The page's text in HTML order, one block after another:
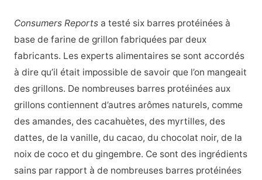
Consumers Reportsa testé six barres protéinées à
base de farine de grillon fabriquées par deux
fabricants. Les experts alimentaires se sont accordés
à dire qu’il était impossible de savoir que l’on mangeait
des grillons. De nombreuses barres protéinées aux
grillons contiennent d’autres arômes naturels, comme
des amandes, des cacahuètes, des myrtilles, des
dattes, de la vanille, du cacao, du chocolat noir, de la
noix de coco et du gingembre. Ce sont des ingrédients
sains par rapport à de nombreuses barres protéinées